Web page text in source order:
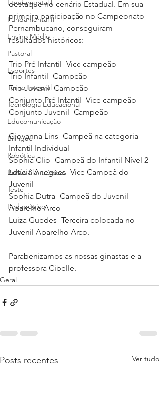
Fundamental I
Fundamental II
Ensino Médio
Pastoral
Esportes
Turno Integral
Tecnologia Educacional
Educomunicação
Bilíngue
Robótica
Bolsas filantrópicas
Teste
Pedagógico
destaque no cenário Estadual. Em sua
primeira participação no Campeonato
Pernambucano, conseguiram
resultados históricos:
Trio Pré Infantil- Vice campeão
Trio Infantil- Campeão
Trio Juvenil- Campeão
Conjunto Pré Infantil- Vice campeão
Conjunto Juvenil- Campeão
Giovanna Lins- Campeã na categoria
Infantil Individual
Sophia Clio- Campeã do Infantil Nível 2
Letícia Anegues- Vice Campeã do
Juvenil
Sophia Dutra- Campeã do Juvenil
Aparelho Arco
Luiza Guedes- Terceira colocada no
Juvenil Aparelho Arco.
Parabenizamos as nossas ginastas e a
professora Cibelle.
Geral
Posts recentes Ver tudo